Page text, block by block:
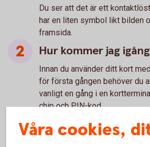
Du ser att det är ett
har en liten symbol likt bilden
framsida.
Hur kommer jag
Innan du använder ditt kort
för första gången behöver du
vanligt en gång i en
chip och PIN-kod.
Hur många kronor är
Våra cookies,